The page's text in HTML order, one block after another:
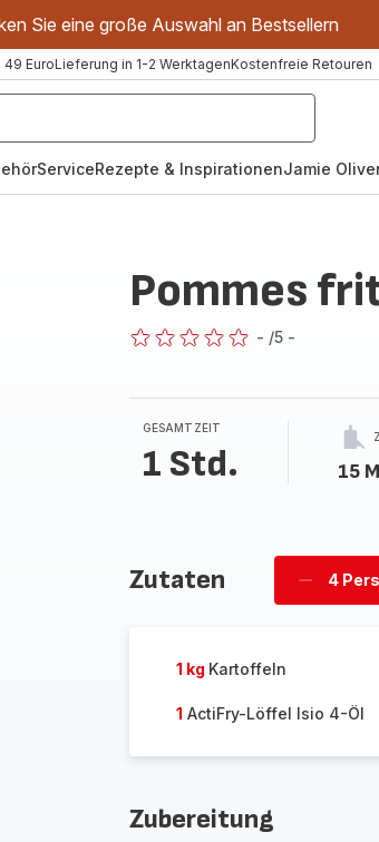
Sie eine große Auswahl an Bestsellern
49 EuroLieferung in 1-2 WerktagenKostenfreie Retouren
ServiceRezepte & InspirationenJamie
Pommes
- /5 -
GESAMTZEIT
1 Std. 15
Zutaten
Personen
4
1 kg Kartoffeln
1 ActiFry-Löffel Isio 4-Öl
Zubereitung